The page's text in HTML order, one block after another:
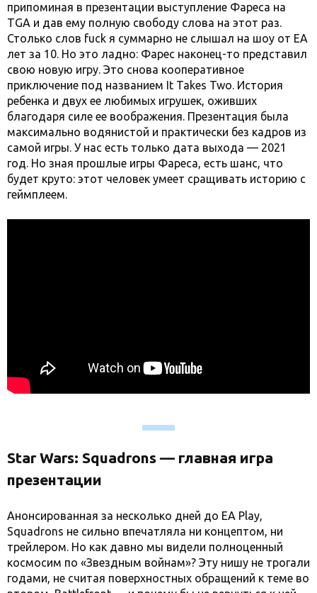
припоминая в презентации выступление Фареса на
TGA и дав ему полную свободу слова на этот раз.
Столько слов fuck я суммарно не слышал на шоу от EA
лет за 10. Но это ладно: Фарес наконец-то представил
свою новую игру. Это снова кооперативное
приключение под названием It Takes Two. История
ребенка и двух ее любимых игрушек, оживших
благодаря силе ее воображения. Презентация была
максимально водянистой и практически без кадров из
самой игры. У нас есть только дата выхода — 2021
год. Но зная прошлые игры Фареса, есть шанс, что
будет круто: этот человек умеет сращивать историю с
геймплеем.
Star Wars: Squadrons — главная игра
презентации
Анонсированная за несколько дней до EA Play,
Squadrons не сильно впечатляла ни концептом, ни
трейлером. Но как давно мы видели полноценный
космосим по «Звездным войнам»? Эту нишу не трогали
годами, не считая поверхностных обращений к теме во